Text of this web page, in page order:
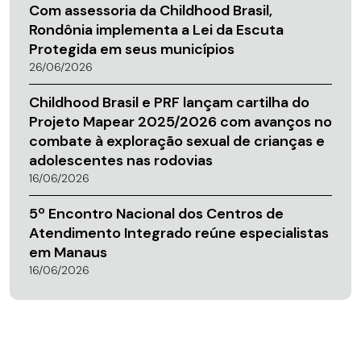
Com assessoria da Childhood Brasil,
Rondônia implementa a Lei da Escuta
Protegida em seus municípios
26/06/2026
Childhood Brasil e PRF lançam cartilha do
Projeto Mapear 2025/2026 com avanços no
combate à exploração sexual de crianças e
adolescentes nas rodovias
16/06/2026
5º Encontro Nacional dos Centros de
Atendimento Integrado reúne especialistas
em Manaus
16/06/2026